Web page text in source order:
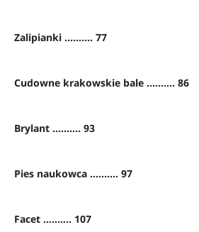
Zalipianki .......... 77
Cudowne krakowskie bale .......... 86
Brylant .......... 93
Pies naukowca .......... 97
Facet .......... 107